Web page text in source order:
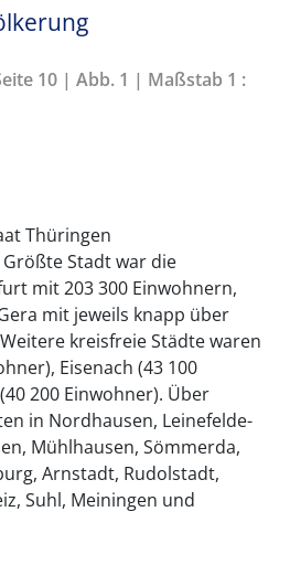
10 | Abb. 1 | Maßstab 1 :
Thüringen
Stadt war die
mit 203 300 Einwohnern,
mit jeweils knapp über
kreisfreie Städte waren
Eisenach (43 100
200 Einwohner). Über
in Nordhausen, Leinefelde-
Mühlhausen, Sömmerda,
Arnstadt, Rudolstadt,
Suhl, Meiningen und